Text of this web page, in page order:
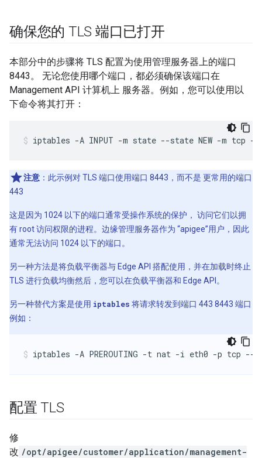
确保您的 TLS 端口已打开
本部分中的步骤将 TLS 配置为使用管理服务器上的端口
8443。 无论您使用哪个端口，都必须确保该端口在
Management API 计算机上 服务器。例如，您可以使用以
下命令将其打开：
iptables -A INPUT -m state --state NEW -m tcp -
注意 ：此示例对 TLS 端口使用端口 8443，而不是 更常用的端口
443
这是因为 1024 以下的端口通常受操作系统的保护， 访问它们以拥
有 root 访问权限的进程。边缘管理服务器作为 “apigee”用户，因此
通常无法访问 1024 以下的端口。
另一种方法是将负载平衡器与 Edge API 搭配使用，并在加载时终止
TLS 进行负载均衡然后，您可以在负载平衡器和 Edge API。
另一种替代方案是使用 iptables 将请求转发到端口 443 8443 端口
例如：
iptables -A PREROUTING -t nat -i eth0 -p tcp --
配置 TLS
修
改 /opt/apigee/customer/application/management-